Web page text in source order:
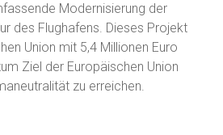
Modernisierung der
des Flughafens. Dieses Projekt
Union mit 5,4 Millionen Euro
Ziel der Europäischen Union
zu erreichen.